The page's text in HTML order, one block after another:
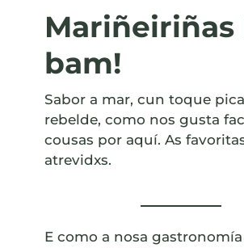
Mariñeiriñas
bam!
Sabor a mar, cun toque
rebelde, como nos gusta
cousas por aquí. As
atrevidxs.
E como a nosa